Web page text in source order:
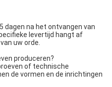
dagen na het ontvangen van
levertijd hangt af
uw orde.
produceren?
of technische
de vormen en de inrichtingen